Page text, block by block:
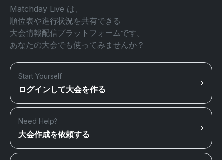
Matchday Live は、
順位表や進行状況を共有できる
大会情報配信プラットフォームです。
あなたの大会でも使ってみませんか？
Start Yourself
ログインして大会を作る
Need Help?
大会作成を依頼する